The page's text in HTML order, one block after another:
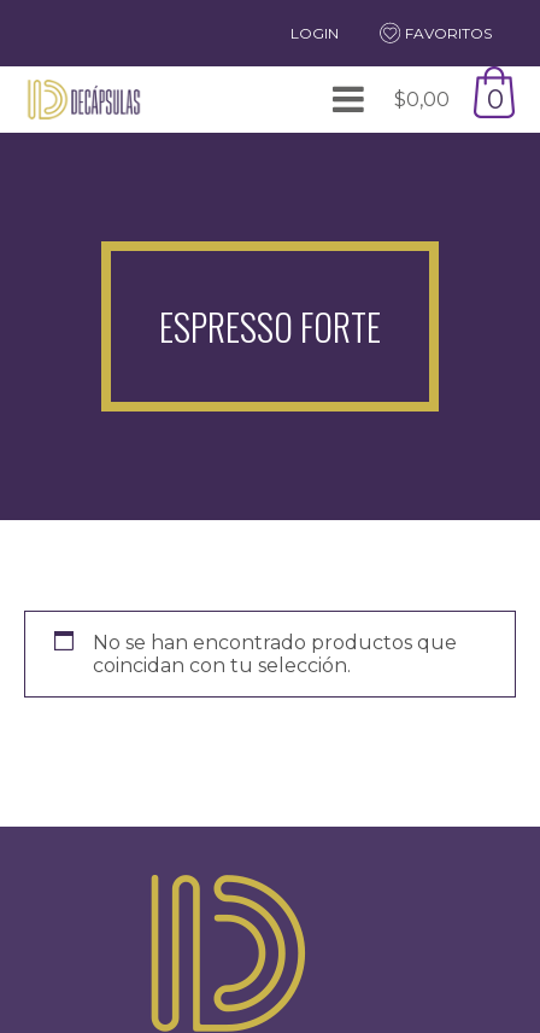
LOGIN FAVORITOS
$0,00 0
ESPRESSO FORTE
No se han encontrado productos que
coincidan con tu selección.